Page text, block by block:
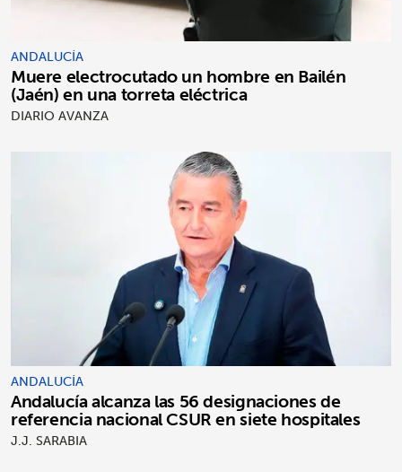
ANDALUCÍA
Muere electrocutado un hombre en Bailén
(Jaén) en una torreta eléctrica
DIARIO AVANZA
ANDALUCÍA
Andalucía alcanza las 56 designaciones de
referencia nacional CSUR en siete hospitales
J.J. SARABIA